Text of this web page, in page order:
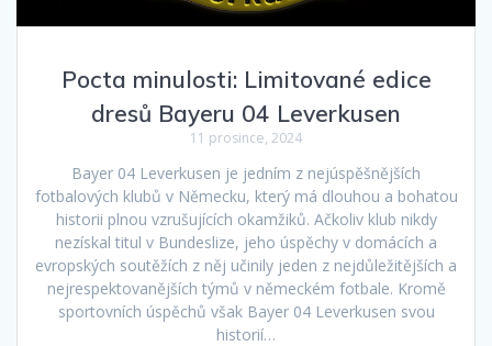
Pocta minulosti: Limitované edice
dresů Bayeru 04 Leverkusen
11 prosince, 2024
Bayer 04 Leverkusen je jedním z nejúspěšnějších
fotbalových klubů v Německu, který má dlouhou a bohatou
historii plnou vzrušujících okamžiků. Ačkoliv klub nikdy
nezískal titul v Bundeslize, jeho úspěchy v domácích a
evropských soutěžích z něj učinily jeden z nejdůležitějších a
nejrespektovanějších týmů v německém fotbale. Kromě
sportovních úspěchů však Bayer 04 Leverkusen svou
historií…